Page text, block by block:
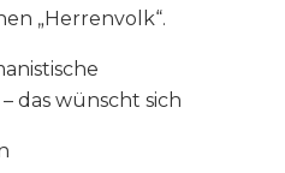
„Herrenvolk“.
das wünscht sich